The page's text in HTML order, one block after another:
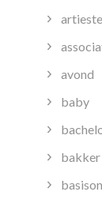
avond
baby
bakker